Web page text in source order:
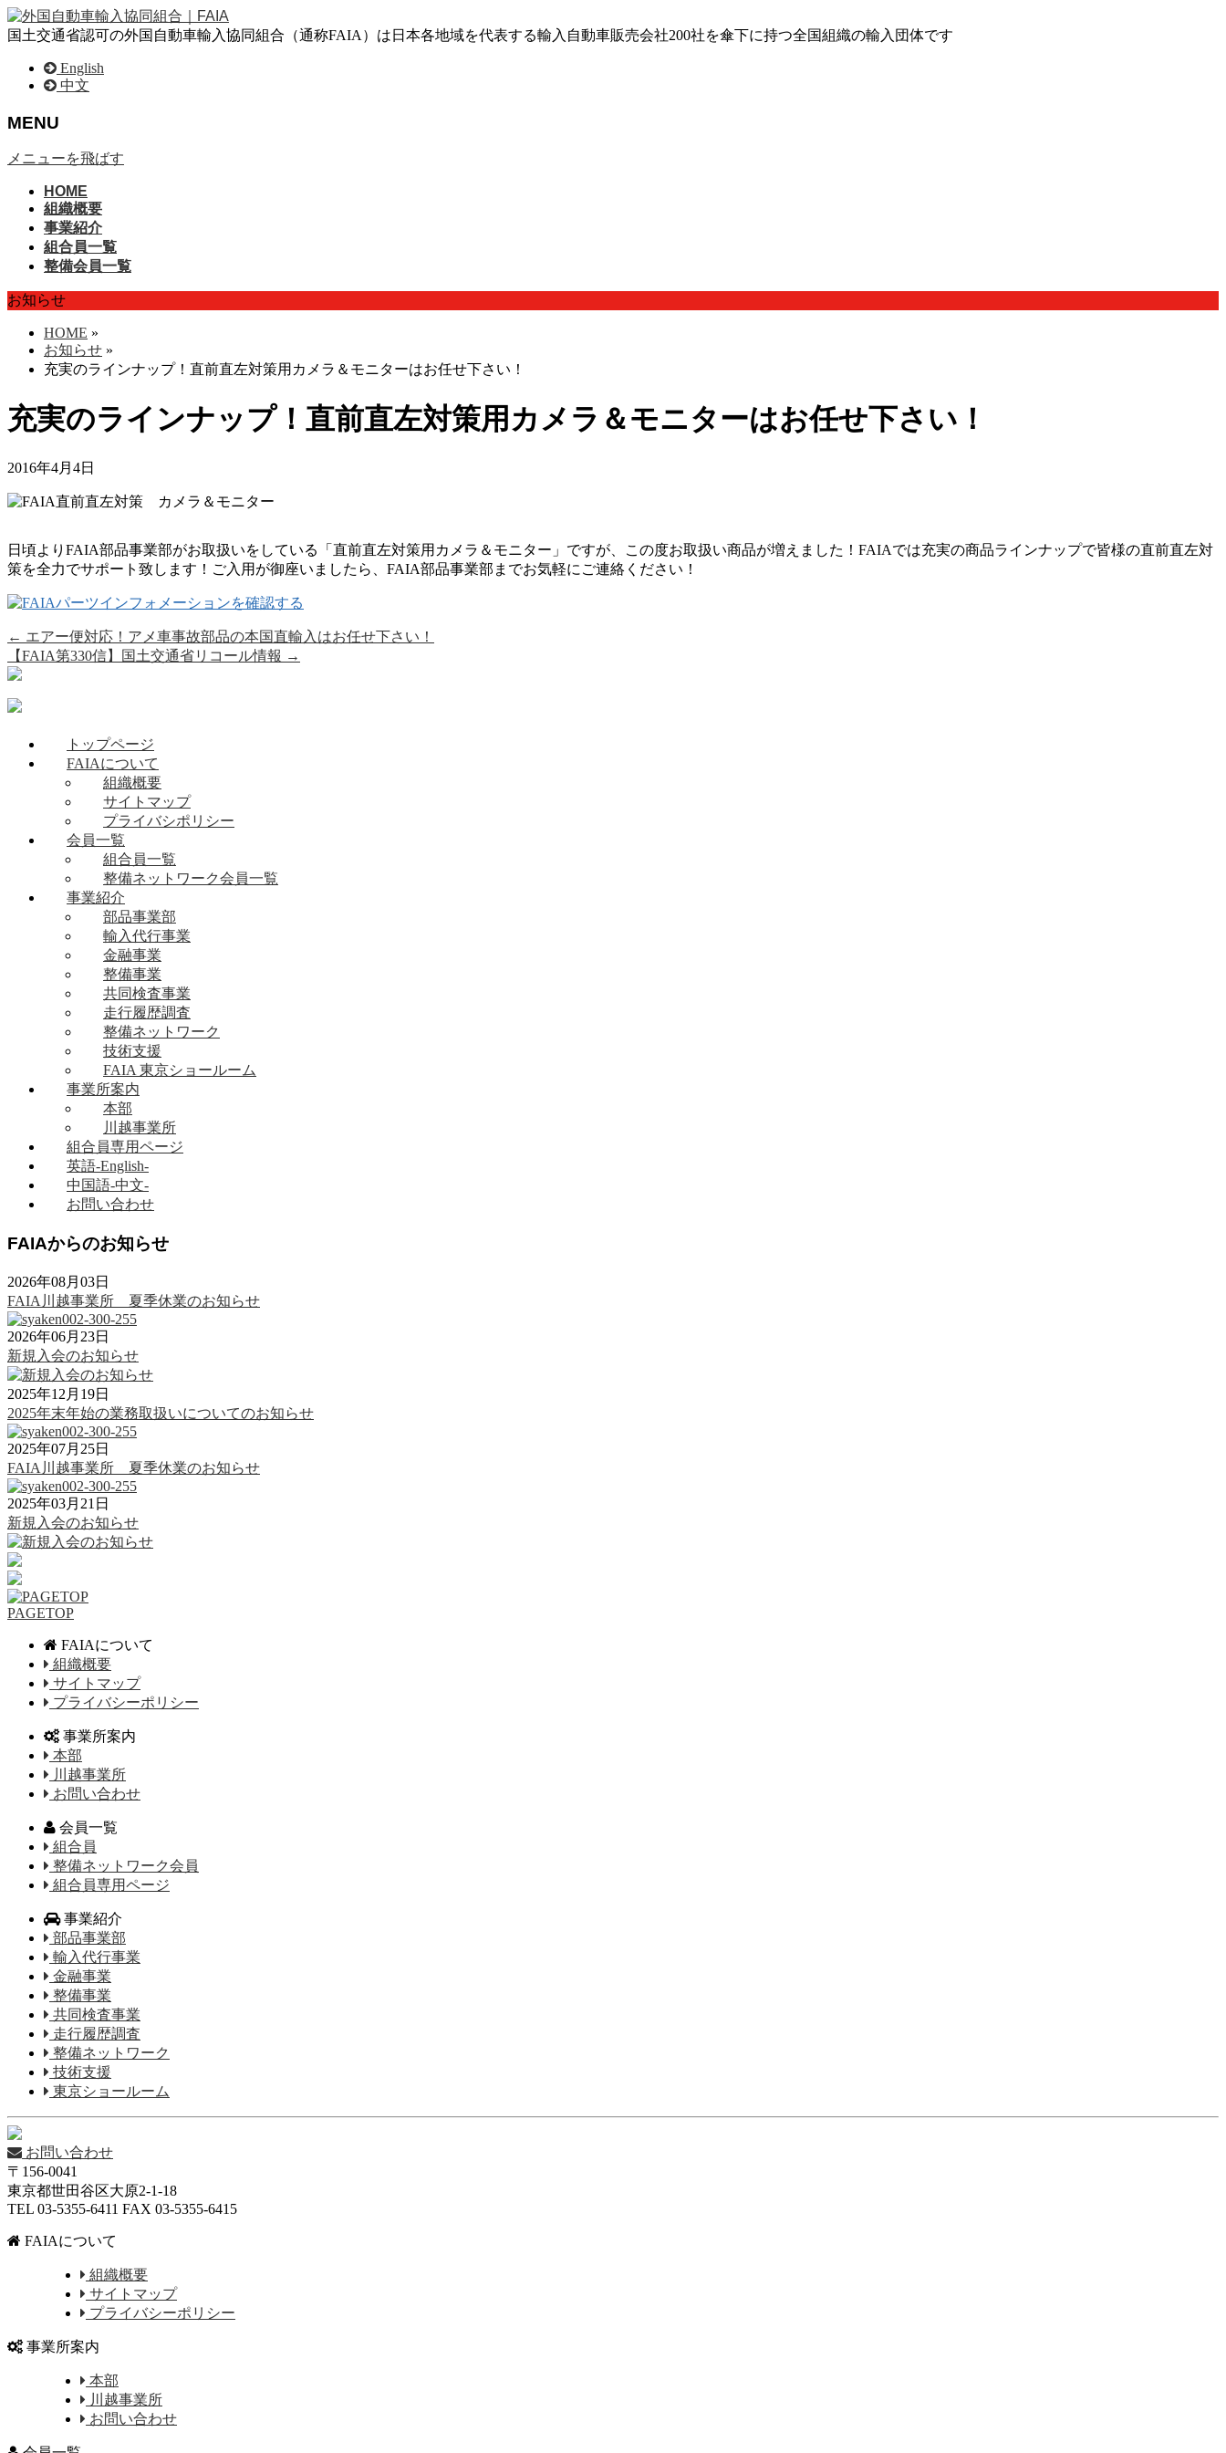
国土交通省認可の外国自動車輸入協同組合（通称FAIA）は日本各地域を代表する輸入自動車販売会社200社を傘下に持つ全国組織の輸入団体です
English
中文
MENU
メニューを飛ばす
HOME
組織概要
事業紹介
組合員一覧
整備会員一覧
お知らせ
HOME »
お知らせ »
充実のラインナップ！直前直左対策用カメラ＆モニターはお任せ下さい！
充実のラインナップ！直前直左対策用カメラ＆モニターはお任せ下さい！
2016年4月4日
日頃よりFAIA部品事業部がお取扱いをしている「直前直左対策用カメラ＆モニター」ですが、この度お取扱い商品が増えました！FAIAでは充実の商品ラインナップで皆様の直前直左対
策を全力でサポート致します！ご入用が御座いましたら、FAIA部品事業部までお気軽にご連絡ください！
← エアー便対応！アメ車事故部品の本国直輸入はお任せ下さい！
【FAIA第330信】国土交通省リコール情報 →
トップページ
FAIAについて
組織概要
サイトマップ
プライバシポリシー
会員一覧
組合員一覧
整備ネットワーク会員一覧
事業紹介
部品事業部
輸入代行事業
金融事業
整備事業
共同検査事業
走行履歴調査
整備ネットワーク
技術支援
FAIA 東京ショールーム
事業所案内
本部
川越事業所
組合員専用ページ
英語-English-
中国語-中文-
お問い合わせ
FAIAからのお知らせ
2026年08月03日
FAIA川越事業所 夏季休業のお知らせ
2026年06月23日
新規入会のお知らせ
2025年12月19日
2025年末年始の業務取扱いについてのお知らせ
2025年07月25日
FAIA川越事業所 夏季休業のお知らせ
2025年03月21日
新規入会のお知らせ
PAGETOP
FAIAについて
組織概要
サイトマップ
プライバシーポリシー
事業所案内
本部
川越事業所
お問い合わせ
会員一覧
組合員
整備ネットワーク会員
組合員専用ページ
事業紹介
部品事業部
輸入代行事業
金融事業
整備事業
共同検査事業
走行履歴調査
整備ネットワーク
技術支援
東京ショールーム
お問い合わせ
〒156-0041
東京都世田谷区大原2-1-18
TEL 03-5355-6411 FAX 03-5355-6415
FAIAについて
組織概要
サイトマップ
プライバシーポリシー
事業所案内
本部
川越事業所
お問い合わせ